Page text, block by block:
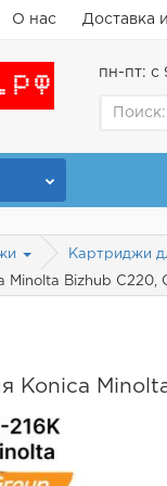
О нас Доставка
пн-пт: с
Картриджи
Minolta Bizhub C220,
Konica